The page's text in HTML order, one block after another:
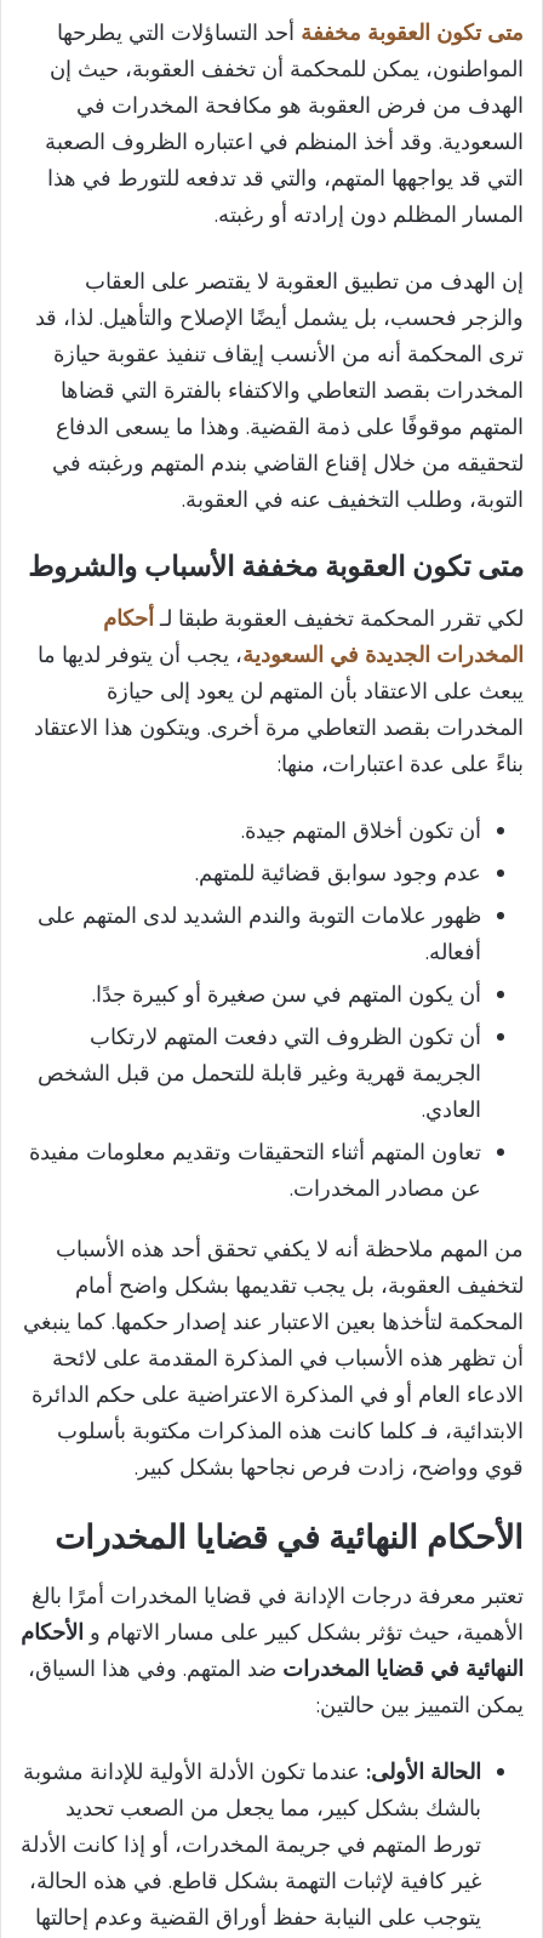
متى تكون العقوبة مخففة أحد التساؤلات التي يطرحها
المواطنون، يمكن للمحكمة أن تخفف العقوبة، حيث إن
الهدف من فرض العقوبة هو مكافحة المخدرات في
السعودية. وقد أخذ المنظم في اعتباره الظروف الصعبة
التي قد يواجهها المتهم، والتي قد تدفعه للتورط في هذا
المسار المظلم دون إرادته أو رغبته.
إن الهدف من تطبيق العقوبة لا يقتصر على العقاب
والزجر فحسب، بل يشمل أيضًا الإصلاح والتأهيل. لذا، قد
ترى المحكمة أنه من الأنسب إيقاف تنفيذ عقوبة حيازة
المخدرات بقصد التعاطي والاكتفاء بالفترة التي قضاها
المتهم موقوفًا على ذمة القضية. وهذا ما يسعى الدفاع
لتحقيقه من خلال إقناع القاضي بندم المتهم ورغبته في
التوبة، وطلب التخفيف عنه في العقوبة.
متى تكون العقوبة مخففة الأسباب والشروط
لكي تقرر المحكمة تخفيف العقوبة طبقا لـأحكام
المخدرات الجديدة في السعودية، يجب أن يتوفر لديها ما
يبعث على الاعتقاد بأن المتهم لن يعود إلى حيازة
المخدرات بقصد التعاطي مرة أخرى. ويتكون هذا الاعتقاد
بناءً على عدة اعتبارات، منها:
أن تكون أخلاق المتهم جيدة.
عدم وجود سوابق قضائية للمتهم.
ظهور علامات التوبة والندم الشديد لدى المتهم على
أفعاله.
أن يكون المتهم في سن صغيرة أو كبيرة جدًا.
أن تكون الظروف التي دفعت المتهم لارتكاب
الجريمة قهرية وغير قابلة للتحمل من قبل الشخص
العادي.
تعاون المتهم أثناء التحقيقات وتقديم معلومات مفيدة
عن مصادر المخدرات.
من المهم ملاحظة أنه لا يكفي تحقق أحد هذه الأسباب
لتخفيف العقوبة، بل يجب تقديمها بشكل واضح أمام
المحكمة لتأخذها بعين الاعتبار عند إصدار حكمها. كما ينبغي
أن تظهر هذه الأسباب في المذكرة المقدمة على لائحة
الادعاء العام أو في المذكرة الاعتراضية على حكم الدائرة
الابتدائية، فـ كلما كانت هذه المذكرات مكتوبة بأسلوب
قوي وواضح، زادت فرص نجاحها بشكل كبير.
الأحكام النهائية في قضايا المخدرات
تعتبر معرفة درجات الإدانة في قضايا المخدرات أمرًا بالغ
الأهمية، حيث تؤثر بشكل كبير على مسار الاتهام و الأحكام
النهائية في قضايا المخدرات ضد المتهم. وفي هذا السياق،
يمكن التمييز بين حالتين:
الحالة الأولى: عندما تكون الأدلة الأولية للإدانة مشوبة
بالشك بشكل كبير، مما يجعل من الصعب تحديد
تورط المتهم في جريمة المخدرات، أو إذا كانت الأدلة
غير كافية لإثبات التهمة بشكل قاطع. في هذه الحالة،
يتوجب على النيابة حفظ أوراق القضية وعدم إحالتها